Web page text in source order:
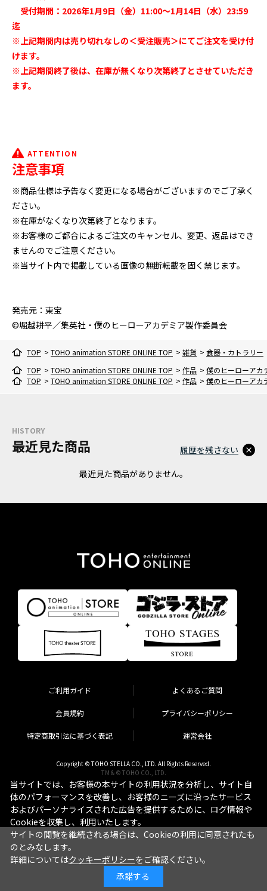
受付期間：2026年1月9日（金）11:00～1月14日（水）23:59
迄
※上記期間内は売り切れなしの＜受注販売＞にてご注文を受け付
けます。
※上記期間終了後は、在庫が無くなり次第終了とさせていただき
ます。
ATTENTION
注意事項
※商品仕様は予告なく変更になる場合がございますのでご了承く
ださい。
※在庫がなくなり次第終了となります。
※お客様のご都合によるご注文のキャンセル、変更、返品はでき
ませんのでご注意ください。
※当サイト内で掲載している画像の無断転載を固く禁じます。
発売元：東宝
©堀越耕平／集英社・僕のヒーローアカデミア製作委員会
TOP > TOHO animation STORE ONLINE TOP > 雑貨 > 食器・カトラリー
TOP > TOHO animation STORE ONLINE TOP > 作品 > 僕のヒーローアカ
TOP > TOHO animation STORE ONLINE TOP > 作品 > 僕のヒーローアカ
HISTORY
最近見た商品
最近見た商品がありません。
履歴を残さない
ご利用ガイド よくあるご質問
会員規約 プライバシーポリシー
特定商取引法に基づく表記 運営会社
Copyright © TOHO STELLA CO., LTD. All Rights Reserved.
TM & © TOHO CO., LTD.
当サイトでは、お客様の本サイトの利用状況を分析し、サイト自
体のパフォーマンスを改善し、お客様のニーズに沿ったサービス
およびパーソナライズされた広告を提供するために、ログ情報や
Cookieを収集し、利用いたします。
サイトの閲覧を継続される場合は、Cookieの利用に同意されたも
のとみなします。
詳細についてはクッキーポリシーをご確認ください。
承諾する